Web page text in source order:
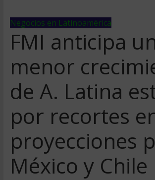
Negocios en Latinoamérica
FMI anticipa
menor
de A. Latina
por recortes
proyecciones
México y Chile